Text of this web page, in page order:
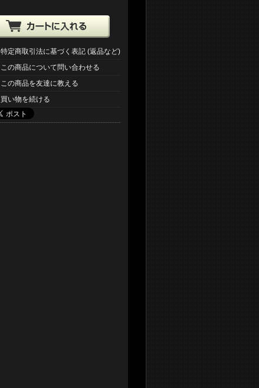
特定商取引法に基づく表記 (返品など)
この商品について問い合わせる
この商品を友達に教える
買い物を続ける